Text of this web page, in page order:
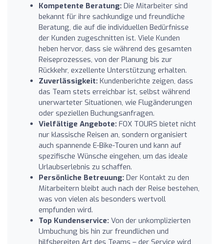
Kompetente Beratung: Die Mitarbeiter sind
bekannt für ihre sachkundige und freundliche
Beratung, die auf die individuellen Bedürfnisse
der Kunden zugeschnitten ist. Viele Kunden
heben hervor, dass sie während des gesamten
Reiseprozesses, von der Planung bis zur
Rückkehr, exzellente Unterstützung erhalten.
Zuverlässigkeit: Kundenberichte zeigen, dass
das Team stets erreichbar ist, selbst während
unerwarteter Situationen, wie Flugänderungen
oder speziellen Buchungsanfragen.
Vielfältige Angebote: FOX TOURS bietet nicht
nur klassische Reisen an, sondern organisiert
auch spannende E-Bike-Touren und kann auf
spezifische Wünsche eingehen, um das ideale
Urlaubserlebnis zu schaffen.
Persönliche Betreuung: Der Kontakt zu den
Mitarbeitern bleibt auch nach der Reise bestehen,
was von vielen als besonders wertvoll
empfunden wird.
Top Kundenservice: Von der unkomplizierten
Umbuchung bis hin zur freundlichen und
hilfsbereiten Art des Teams – der Service wird